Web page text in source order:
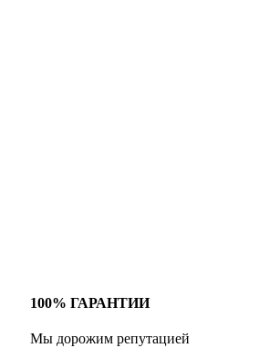
100% ГАРАНТИИ
Мы дорожим репутацией